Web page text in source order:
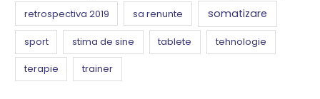
retrospectiva 2019 sa renunte somatizare
sport stima de sine tablete
tehnologie
terapie
trainer